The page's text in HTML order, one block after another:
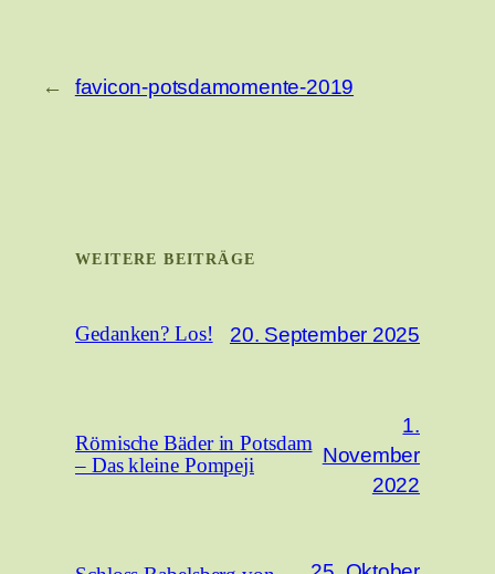
← favicon-potsdamomente-2019
WEITERE BEITRÄGE
Gedanken? Los! 20. September 2025
Römische Bäder in Potsdam
– Das kleine Pompeji
1.
November
2022